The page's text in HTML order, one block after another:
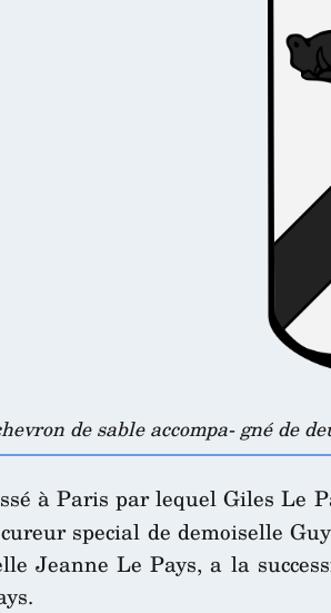
de sable accompa- gné de
à Paris par lequel Giles Le
special de demoiselle
Jeanne Le Pays, a la